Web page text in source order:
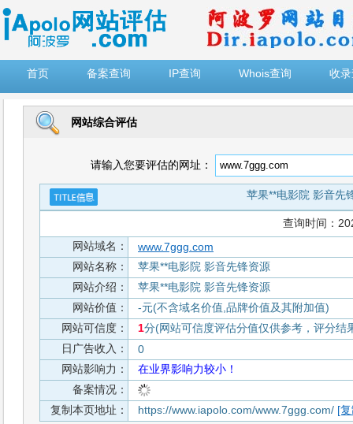
首页
备案查询 IP查询 Whois查询 收
网站综合评估
请输入您要评估的网址：
苹果**电影院 影音先
查询时间：
网站域名：
www.7ggg.com
网站名称：
苹果**电影院 影音先锋资源
网站介绍：
苹果**电影院 影音先锋资源
网站价值：
-元(不含域名价值,品牌价值及其附加值)
网站可信度：
1分(网站可信度评估分值仅供参考，评分结
日广告收入：
0
网站影响力：
在业界影响力较小！
备案情况：
复制本页地址：
https://www.iapolo.com/www.7ggg.com/ [